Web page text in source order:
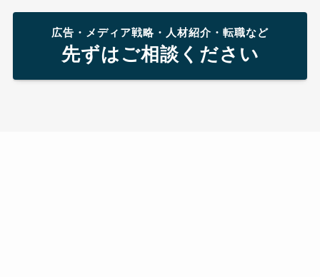
広告・メディア戦略・人材紹介・転職など
先ずはご相談ください